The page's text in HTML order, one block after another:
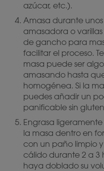
azúcar, etc.).
Amasa durante unos
amasadora o
de gancho para
facilitar el proceso.
masa puede ser
amasando hasta
homogénea. Si la
puedes añadir un
panificable sin
Engrasa
la masa dentro en
con un paño limpio
cálido durante 2 a 3
haya doblado su